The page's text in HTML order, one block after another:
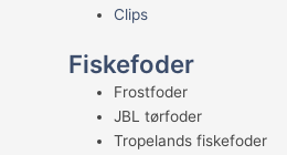
Clips
Fiskefoder
Frostfoder
JBL tørfoder
Tropelands fiskefoder